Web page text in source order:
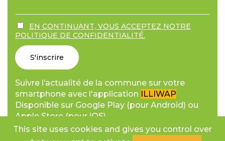
EN CONTINUANT, VOUS ACCEPTEZ NOTRE
POLITIQUE DE CONFIDENTIALITÉ.
Suivre l’actualité de la commune sur votre
smartphone avec l'application ILLIWAP
Disponible sur Google Play (pour Android) ou
Apple Store (pour iOS).
This site uses cookies and gives you control over